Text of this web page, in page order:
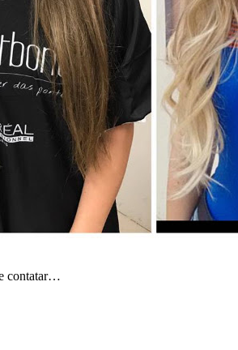
contatar…